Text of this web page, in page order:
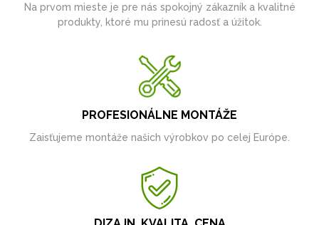
Na prvom mieste je pre nás spokojný zákazník a kvalitné
produkty, ktoré mu prinesú radosť a úžitok.
PROFESIONÁLNE MONTÁŽE
Zaisťujeme montáže našich výrobkov po celej Európe.